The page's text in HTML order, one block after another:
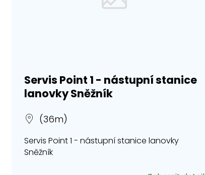
Servis Point 1 - nástupní stanice
lanovky Sněžník
(36m)
Servis Point 1 - nástupní stanice lanovky
Sněžník